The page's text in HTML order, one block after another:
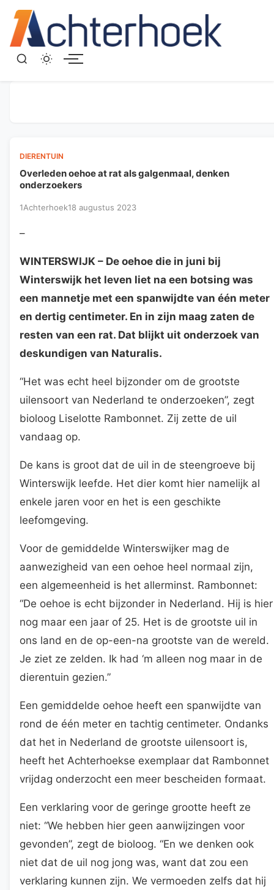
DIERENTUIN
Overleden oehoe at rat als galgenmaal, denken
onderzoekers
1Achterhoek18 augustus 2023
–
WINTERSWIJK – De oehoe die in juni bij
Winterswijk het leven liet na een botsing was
een mannetje met een spanwijdte van één meter
en dertig centimeter. En in zijn maag zaten de
resten van een rat. Dat blijkt uit onderzoek van
deskundigen van Naturalis.
“Het was echt heel bijzonder om de grootste
uilensoort van Nederland te onderzoeken”, zegt
bioloog Liselotte Rambonnet. Zij zette de uil
vandaag op.
De kans is groot dat de uil in de steengroeve bij
Winterswijk leefde. Het dier komt hier namelijk al
enkele jaren voor en het is een geschikte
leefomgeving.
Voor de gemiddelde Winterswijker mag de
aanwezigheid van een oehoe heel normaal zijn,
een algemeenheid is het allerminst. Rambonnet:
“De oehoe is echt bijzonder in Nederland. Hij is hier
nog maar een jaar of 25. Het is de grootste uil in
ons land en de op-een-na grootste van de wereld.
Je ziet ze zelden. Ik had ‘m alleen nog maar in de
dierentuin gezien.”
Een gemiddelde oehoe heeft een spanwijdte van
rond de één meter en tachtig centimeter. Ondanks
dat het in Nederland de grootste uilensoort is,
heeft het Achterhoekse exemplaar dat Rambonnet
vrijdag onderzocht een meer bescheiden formaat.
Een verklaring voor de geringe grootte heeft ze
niet: “We hebben hier geen aanwijzingen voor
gevonden”, zegt de bioloog. “En we denken ook
niet dat de uil nog jong was, want dat zou een
verklaring kunnen zijn. We vermoeden zelfs dat hij